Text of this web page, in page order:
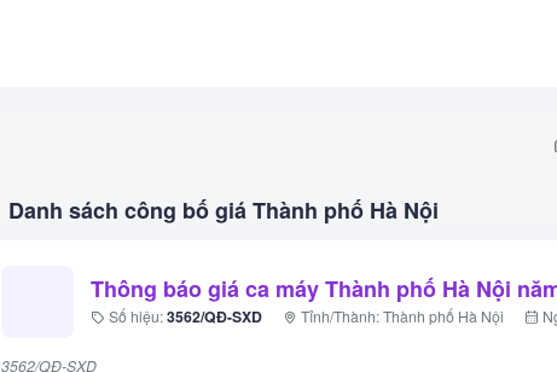
Danh sách công bố giá Thành phố Hà Nội
Thông báo giá ca máy Thành phố Hà Nội
Số hiệu:3562/QĐ-SXD Tỉnh/Thành: Thành phố Hà Nội
3562/QĐ-SXD